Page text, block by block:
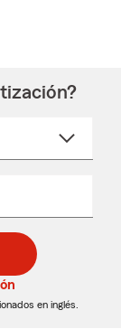
en inglés.